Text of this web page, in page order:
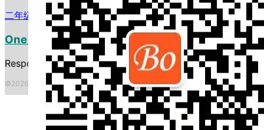
二年级作文·英语写作范文
One Great Book
Response to Literature -- Book Review 书评
©2026 波英教育咨询 ·粤ICP备2023153917号|本网站由 提供CDN加